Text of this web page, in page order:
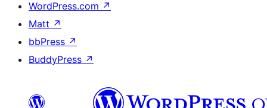
WordPress.com ↗
Matt ↗
bbPress ↗
BuddyPress ↗